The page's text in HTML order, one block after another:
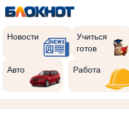
Новости
Учиться
готов
Авто Работа